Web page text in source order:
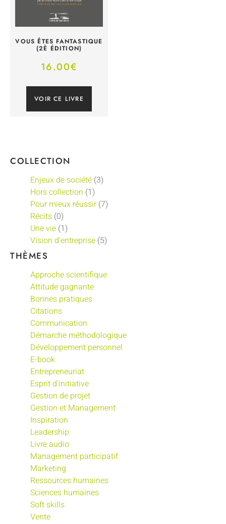
COLLECTION
Enjeux de société (3)
Hors collection (1)
Pour mieux réussir (7)
Récits (0)
Une vie (1)
Vision d'entreprise (5)
THÈMES
Approche scientifique
Attitude gagnante
Bonnes pratiques
Citations
Communication
Démarche méthodologique
Développement personnel
E-book
Entrepreneuriat
Esprit d'initiative
Gestion de projet
Gestion et Management
Inspiration
Leadership
Livre audio
Management participatif
Marketing
Ressources humaines
Sciences humaines
Soft skills
Vente
VOUS ÊTES FANTASTIQUE
(2È ÉDITION)
16.00€
VOIR CE LIVRE